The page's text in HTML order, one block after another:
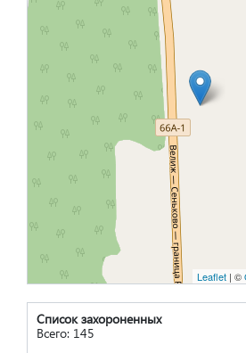
Leaflet | ©
Список захороненных
Всего: 145